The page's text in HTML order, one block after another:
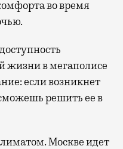
во время
в мегаполисе
если возникнет
решить ее в
Москве идет